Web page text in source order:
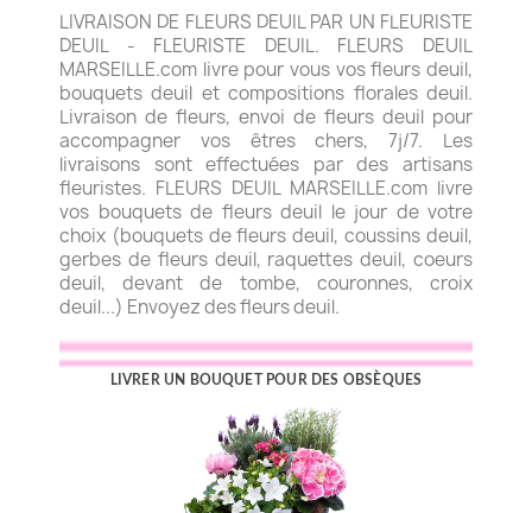
LIVRAISON DE FLEURS DEUIL PAR UN FLEURISTE
DEUIL - FLEURISTE DEUIL. FLEURS DEUIL
MARSEILLE.com livre pour vous vos fleurs deuil,
bouquets deuil et compositions florales deuil.
Livraison de fleurs, envoi de fleurs deuil pour
accompagner vos êtres chers, 7j/7. Les
livraisons sont effectuées par des artisans
fleuristes. FLEURS DEUIL MARSEILLE.com livre
vos bouquets de fleurs deuil le jour de votre
choix (bouquets de fleurs deuil, coussins deuil,
gerbes de fleurs deuil, raquettes deuil, coeurs
deuil, devant de tombe, couronnes, croix
deuil...) Envoyez des fleurs deuil.
LIVRER UN BOUQUET POUR DES OBSÈQUES